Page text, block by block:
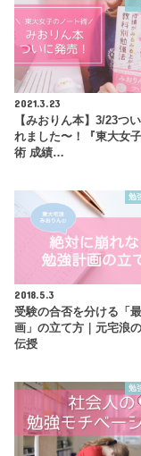
2021.3.23
【みおりん本】3/23つ
れました〜！『東大女
術 成績…
勉
2018.5.3
受験の合否を分ける「
画」の立て方｜元宅浪
伝授
勉